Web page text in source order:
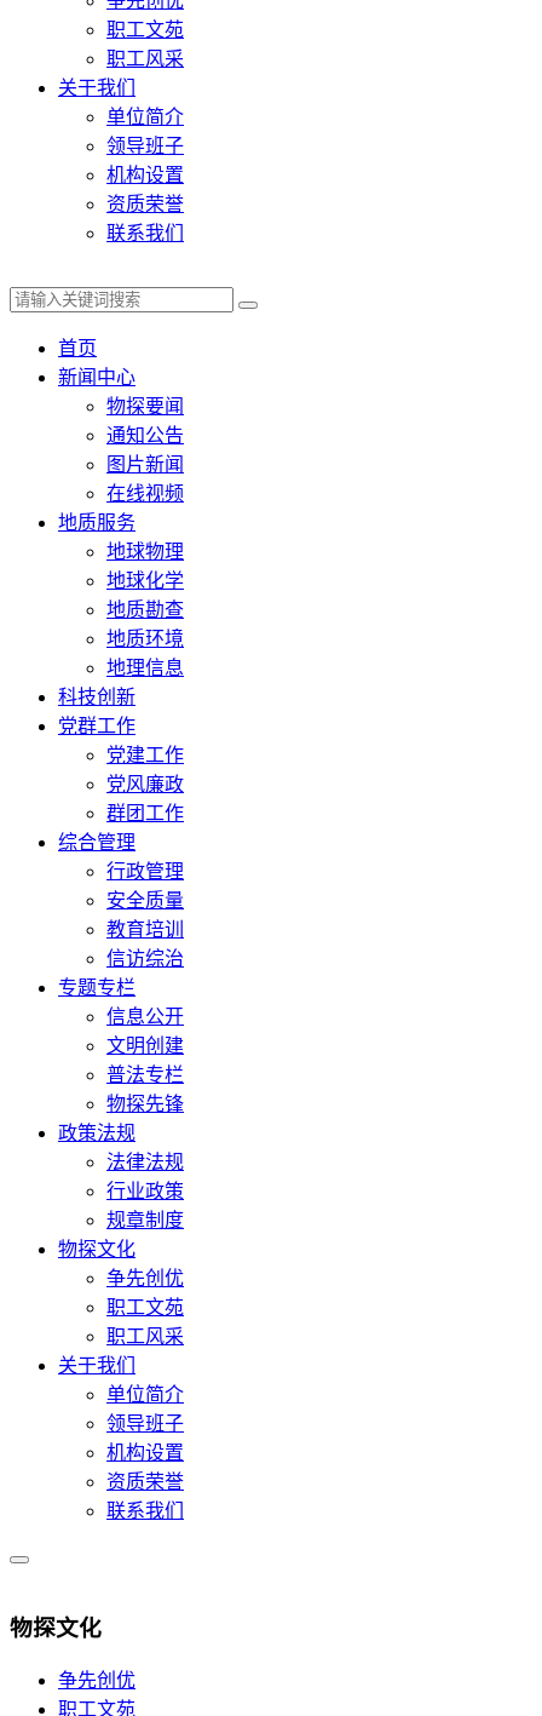
职工文苑
职工风采
关于我们
单位简介
领导班子
机构设置
资质荣誉
联系我们
首页
新闻中心
物探要闻
通知公告
图片新闻
在线视频
地质服务
地球物理
地球化学
地质勘查
地质环境
地理信息
科技创新
党群工作
党建工作
党风廉政
群团工作
综合管理
行政管理
安全质量
教育培训
信访综治
专题专栏
信息公开
文明创建
普法专栏
物探先锋
政策法规
法律法规
行业政策
规章制度
物探文化
争先创优
职工文苑
职工风采
关于我们
单位简介
领导班子
机构设置
资质荣誉
联系我们
物探文化
争先创优
职工文苑